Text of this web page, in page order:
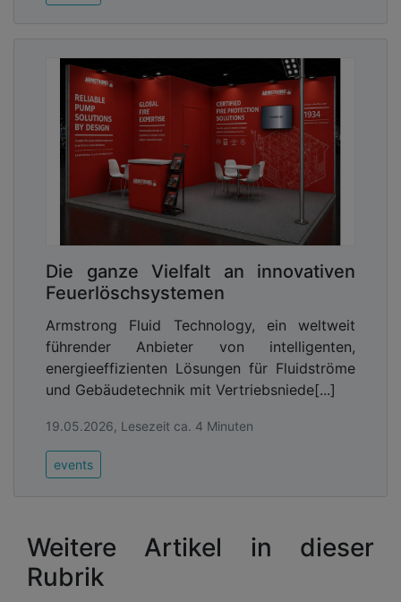
Die ganze Vielfalt an innovativen
Feuerlöschsystemen
Armstrong Fluid Technology, ein weltweit
führender Anbieter von intelligenten,
energieeffizienten Lösungen für Fluidströme
und Gebäudetechnik mit Vertriebsniede[...]
19.05.2026, Lesezeit ca. 4 Minuten
events
Weitere Artikel in dieser
Rubrik